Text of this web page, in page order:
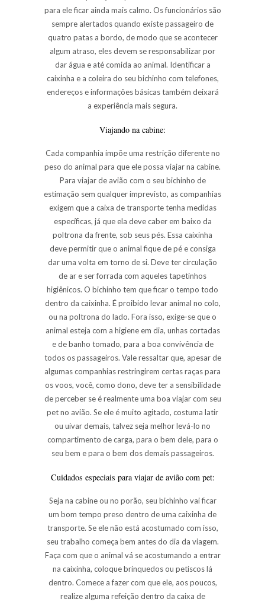
para ele ficar ainda mais calmo. Os funcionários são
sempre alertados quando existe passageiro de
quatro patas a bordo, de modo que se acontecer
algum atraso, eles devem se responsabilizar por
dar água e até comida ao animal. Identificar a
caixinha e a coleira do seu bichinho com telefones,
endereços e informações básicas também deixará
a experiência mais segura.
Viajando na cabine:
Cada companhia impõe uma restrição diferente no
peso do animal para que ele possa viajar na cabine.
Para viajar de avião com o seu bichinho de
estimação sem qualquer imprevisto, as companhias
exigem que a caixa de transporte tenha medidas
específicas, já que ela deve caber em baixo da
poltrona da frente, sob seus pés. Essa caixinha
deve permitir que o animal fique de pé e consiga
dar uma volta em torno de si. Deve ter circulação
de ar e ser forrada com aqueles tapetinhos
higiênicos. O bichinho tem que ficar o tempo todo
dentro da caixinha. É proibido levar animal no colo,
ou na poltrona do lado. Fora isso, exige-se que o
animal esteja com a higiene em dia, unhas cortadas
e de banho tomado, para a boa convivência de
todos os passageiros. Vale ressaltar que, apesar de
algumas companhias restringirem certas raças para
os voos, você, como dono, deve ter a sensibilidade
de perceber se é realmente uma boa viajar com seu
pet no avião. Se ele é muito agitado, costuma latir
ou uivar demais, talvez seja melhor levá-lo no
compartimento de carga, para o bem dele, para o
seu bem e para o bem dos demais passageiros.
Cuidados especiais paraviajar de avião com pet:
Seja na cabine ou no porão, seu bichinho vai ficar
um bom tempo preso dentro de uma caixinha de
transporte. Se ele não está acostumado com isso,
seu trabalho começa bem antes do dia da viagem.
Faça com que o animal vá se acostumando a entrar
na caixinha, coloque brinquedos ou petiscos lá
dentro. Comece a fazer com que ele, aos poucos,
realize alguma refeição dentro da caixa de